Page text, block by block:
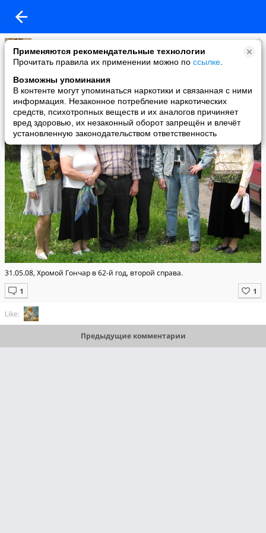
Применяются рекомендательные технологии
Прочитать правила их применении можно по ссылке
Возможны упоминания
В контенте могут упоминаться наркотики и связанная с ними
информация. Незаконное потребление наркотических
средств, психотропных веществ и их аналогов причиняет
вред здоровью, их незаконный оборот запрещён и влечёт
установленную законодательством ответственность
Генерал
added a photo
07 Jul в 22:15
31.05.08, Хромой Гончар в 62-й год, второй справа.
Like:
Предыдущие комментарии